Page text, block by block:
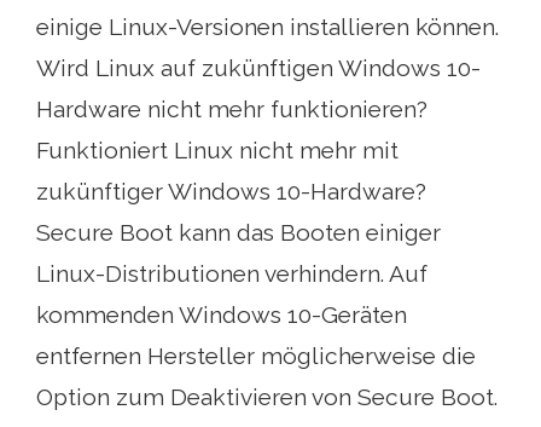
einige Linux-Versionen installieren können.
Wird Linux auf zukünftigen Windows 10-
Hardware nicht mehr funktionieren?
Funktioniert Linux nicht mehr mit
zukünftiger Windows 10-Hardware?
Secure Boot kann das Booten einiger
Linux-Distributionen verhindern. Auf
kommenden Windows 10-Geräten
entfernen Hersteller möglicherweise die
Option zum Deaktivieren von Secure Boot.